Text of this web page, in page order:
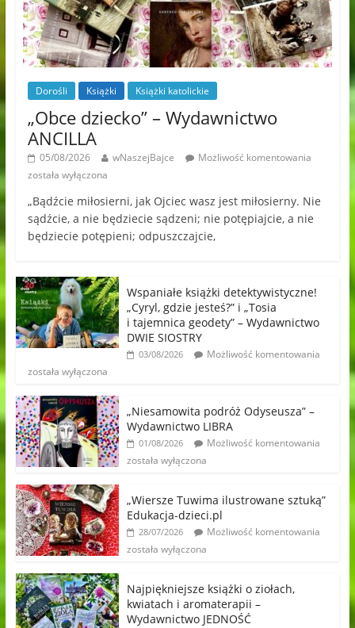
Dorośli Książki Książki katolickie
„Obce dziecko” – Wydawnictwo
ANCILLA
05/08/2026 wNaszejBajce
Możliwość komentowania
została wyłączona
„Bądźcie miłosierni, jak Ojciec wasz jest miłosierny. Nie
sądźcie, a nie będziecie sądzeni; nie potępiajcie, a nie
będziecie potępieni; odpuszczajcie,
Wspaniałe książki detektywistyczne!
„Cyryl, gdzie jesteś?” i „Tosia
i tajemnica geodety” – Wydawnictwo
DWIE SIOSTRY
03/08/2026
Możliwość komentowania
została wyłączona
„Niesamowita podróż Odyseusza” –
Wydawnictwo LIBRA
01/08/2026
Możliwość komentowania
została wyłączona
„Wiersze Tuwima ilustrowane sztuką”
Edukacja-dzieci.pl
28/07/2026
Możliwość komentowania
została wyłączona
Najpiękniejsze książki o ziołach,
kwiatach i aromaterapii –
Wydawnictwo JEDNOŚĆ